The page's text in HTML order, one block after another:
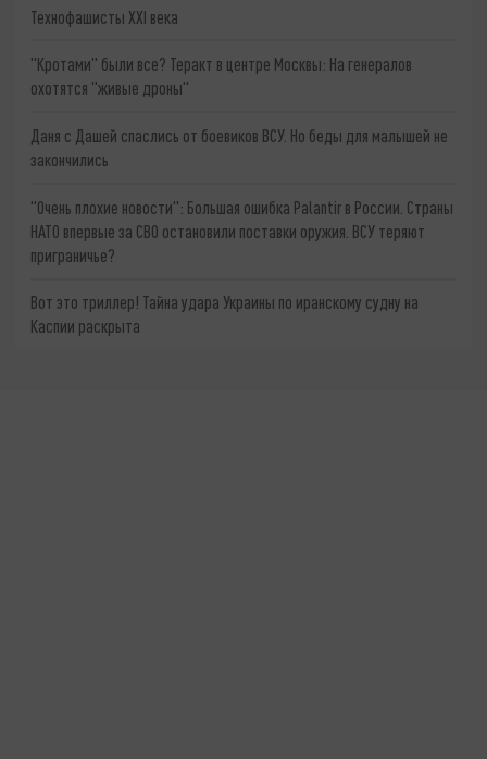
Технофашисты XXI века
"Кротами" были все? Теракт в центре Москвы: На генералов
охотятся "живые дроны"
Даня с Дашей спаслись от боевиков ВСУ. Но беды для малышей не
закончились
"Очень плохие новости": Большая ошибка Palantir в России. Страны
НАТО впервые за СВО остановили поставки оружия. ВСУ теряют
приграничье?
Вот это триллер! Тайна удара Украины по иранскому судну на
Каспии раскрыта